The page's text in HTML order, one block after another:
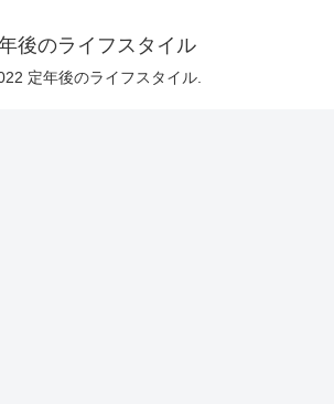
後のライフスタイル
定年後のライフスタイル.